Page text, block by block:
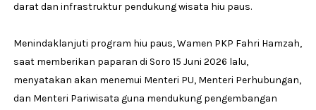
darat dan infrastruktur pendukung wisata hiu paus.
Menindaklanjuti program hiu paus, Wamen PKP Fahri Hamzah,
saat memberikan paparan di Soro 15 Juni 2026 lalu,
menyatakan akan menemui Menteri PU, Menteri Perhubungan,
dan Menteri Pariwisata guna mendukung pengembangan